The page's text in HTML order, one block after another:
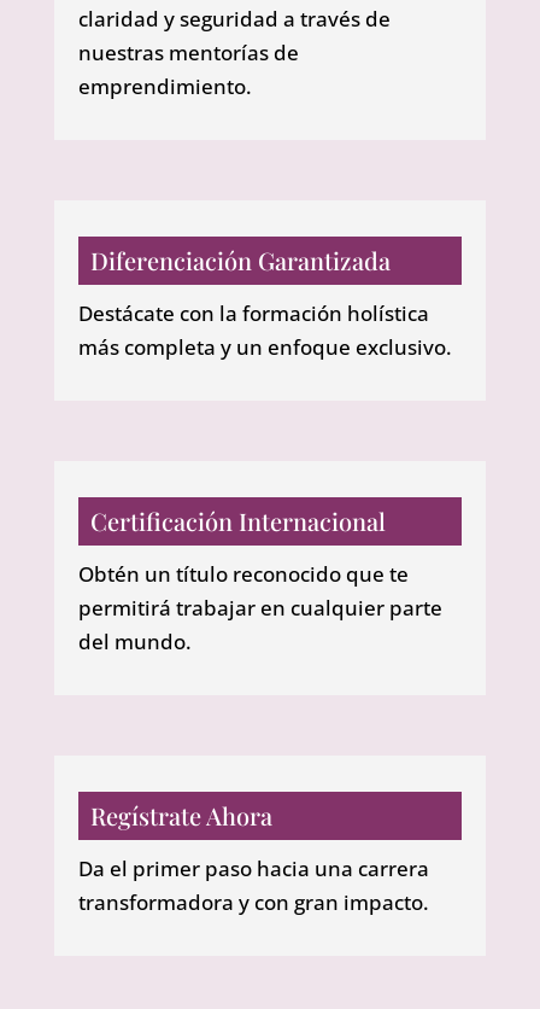
claridad y seguridad a través de
nuestras mentorías de
emprendimiento.
Diferenciación Garantizada
Destácate con la formación holística
más completa y un enfoque exclusivo.
Certificación Internacional
Obtén un título reconocido que te
permitirá trabajar en cualquier parte
del mundo.
Regístrate Ahora
Da el primer paso hacia una carrera
transformadora y con gran impacto.